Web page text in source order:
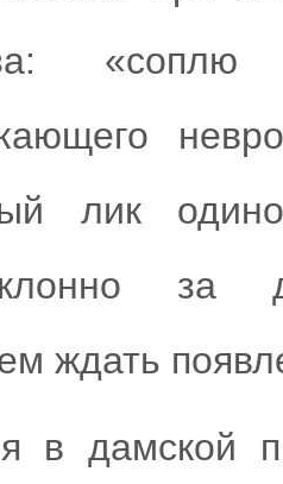
«соплю
лик
ждать
в дамской